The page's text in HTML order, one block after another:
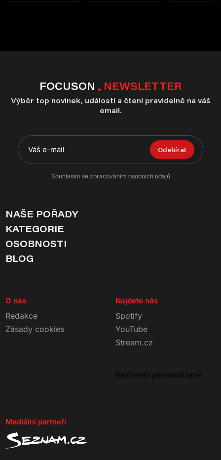
FOCUSON NEWSLETTER
Výběr top novinek, událostí a čtení pravidelně na váš
email.
Odebírat
Souhlasím se zpracováním osobních údajů
NAŠE POŘADY
KATEGORIE
OSOBNOSTI
BLOG
O nás
Redakce
Zásady cookies
Najdete nás
Spotify
YouTube
Stream.cz
Nastavení personalizace
Mediální partneři